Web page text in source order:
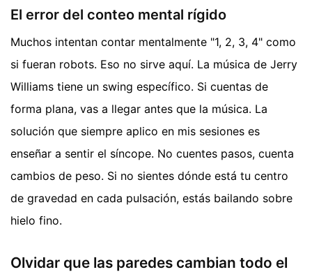
El error del conteo mental rígido
Muchos intentan contar mentalmente "1, 2, 3, 4" como
si fueran robots. Eso no sirve aquí. La música de Jerry
Williams tiene un swing específico. Si cuentas de
forma plana, vas a llegar antes que la música. La
solución que siempre aplico en mis sesiones es
enseñar a sentir el síncope. No cuentes pasos, cuenta
cambios de peso. Si no sientes dónde está tu centro
de gravedad en cada pulsación, estás bailando sobre
hielo fino.
Olvidar que las paredes cambian todo el